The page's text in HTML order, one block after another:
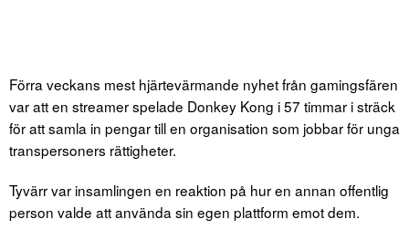
Förra veckans mest hjärtevärmande nyhet från gamingsfären
var att en streamer spelade Donkey Kong i 57 timmar i sträck
för att samla in pengar till en organisation som jobbar för unga
transpersoners rättigheter.
Tyvärr var insamlingen en reaktion på hur en annan offentlig
person valde att använda sin egen plattform emot dem.